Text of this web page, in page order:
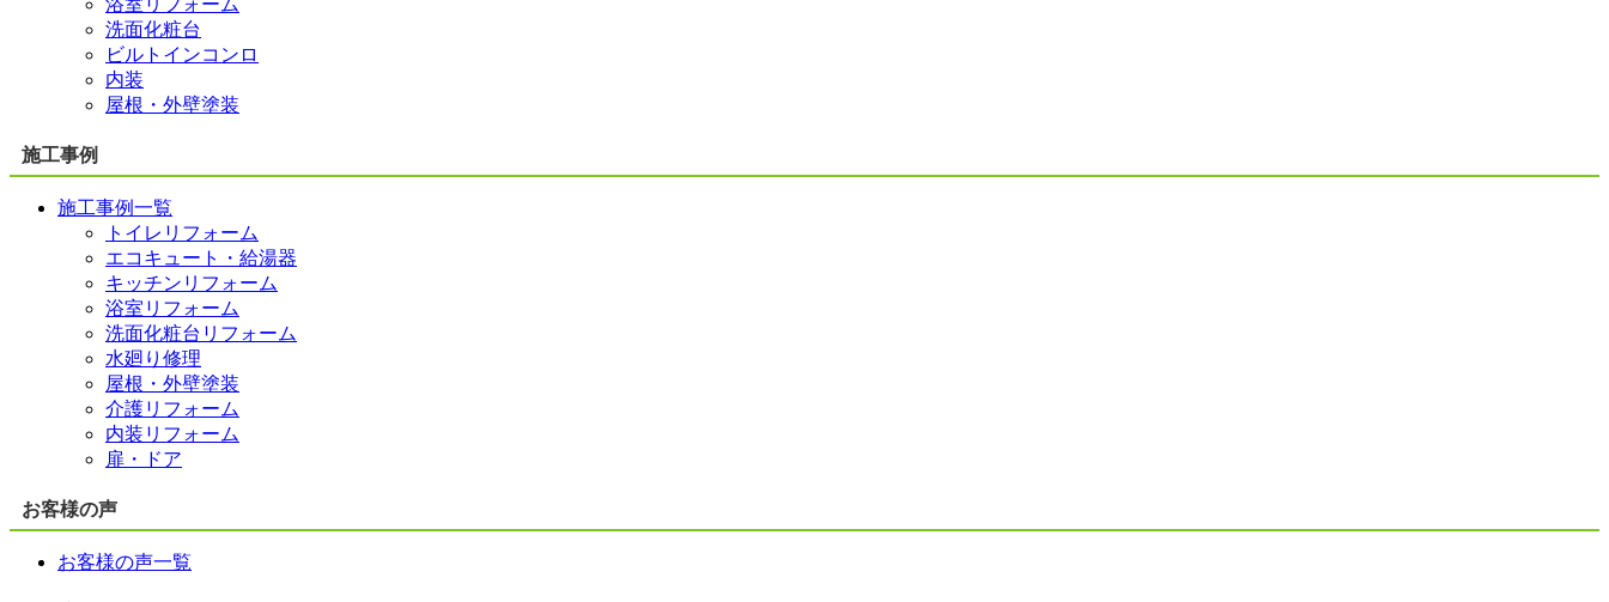
浴室リフォーム
洗面化粧台
ビルトインコンロ
内装
屋根・外壁塗装
施工事例
施工事例一覧
トイレリフォーム
エコキュート・給湯器
キッチンリフォーム
浴室リフォーム
洗面化粧台リフォーム
水廻り修理
屋根・外壁塗装
介護リフォーム
内装リフォーム
扉・ドア
お客様の声
お客様の声一覧